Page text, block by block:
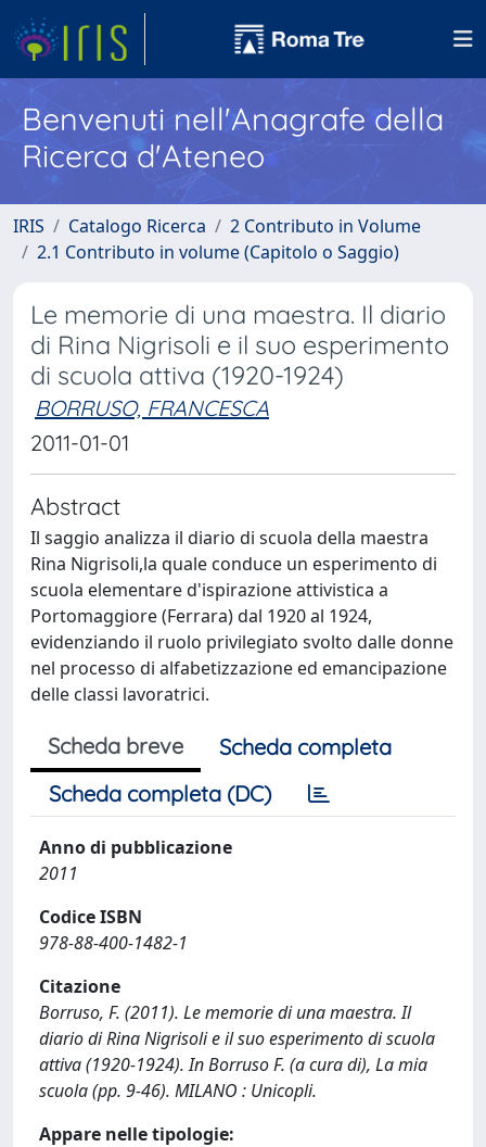
Benvenuti nell'Anagrafe della
Ricerca d'Ateneo
IRIS Catalogo Ricerca
2 Contributo in Volume
2.1 Contributo in volume (Capitolo o Saggio)
Le memorie di una maestra. Il diario
di Rina Nigrisoli e il suo esperimento
di scuola attiva (1920-1924)
BORRUSO, FRANCESCA
2011-01-01
Abstract
Il saggio analizza il diario di scuola della maestra
Rina Nigrisoli,la quale conduce un esperimento di
scuola elementare d'ispirazione attivistica a
Portomaggiore (Ferrara) dal 1920 al 1924,
evidenziando il ruolo privilegiato svolto dalle donne
nel processo di alfabetizzazione ed emancipazione
delle classi lavoratrici.
Scheda breve
Scheda completa
Scheda completa (DC)
Anno di pubblicazione
2011
Codice ISBN
978-88-400-1482-1
Citazione
Borruso, F. (2011). Le memorie di una maestra. Il
diario di Rina Nigrisoli e il suo esperimento di scuola
attiva (1920-1924). In Borruso F. (a cura di), La mia
scuola (pp. 9-46). MILANO : Unicopli.
Appare nelle tipologie: